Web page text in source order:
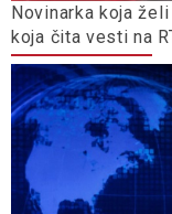
Novinarka koja
koja čita vesti na